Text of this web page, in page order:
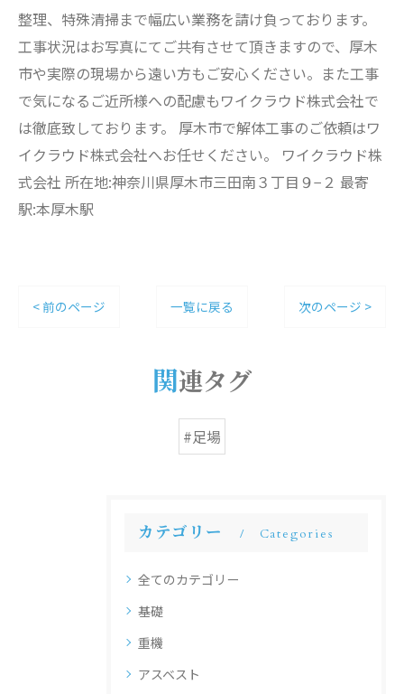
整理、特殊清掃まで幅広い業務を請け負っております。
工事状況はお写真にてご共有させて頂きますので、厚木
市や実際の現場から遠い方もご安心ください。また工事
で気になるご近所様への配慮もワイクラウド株式会社で
は徹底致しております。 厚木市で解体工事のご依頼はワ
イクラウド株式会社へお任せください。 ワイクラウド株
式会社 所在地:神奈川県厚木市三田南３丁目９−２ 最寄
駅:本厚木駅
< 前のページ 一覧に戻る 次のページ >
関連タグ
#足場
カテゴリー Categories
全てのカテゴリー
基礎
重機
アスベスト